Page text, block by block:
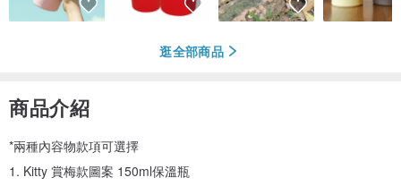
逛全部商品
商品介紹
*兩種內容物款項可選擇
1. Kitty 賞梅款圖案 150ml保溫瓶